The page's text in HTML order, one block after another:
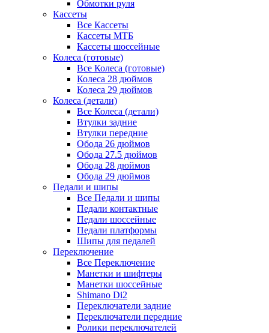
Обмотки руля
Кассеты
Все Кассеты
Кассеты МТБ
Кассеты шоссейные
Колеса (готовые)
Все Колеса (готовые)
Колеса 28 дюймов
Колеса 29 дюймов
Колеса (детали)
Все Колеса (детали)
Втулки задние
Втулки передние
Обода 26 дюймов
Обода 27.5 дюймов
Обода 28 дюймов
Обода 29 дюймов
Педали и шипы
Все Педали и шипы
Педали контактные
Педали шоссейные
Педали платформы
Шипы для педалей
Переключение
Все Переключение
Манетки и шифтеры
Манетки шоссейные
Shimano Di2
Переключатели задние
Переключатели передние
Ролики переключателей